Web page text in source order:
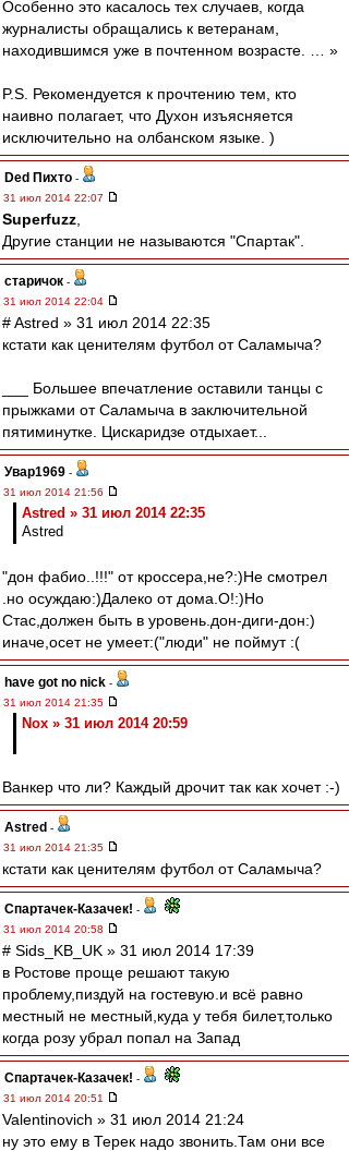
Особенно это касалось тех случаев, когда
журналисты обращались к ветеранам,
находившимся уже в почтенном возрасте. … »
P.S. Рекомендуется к прочтению тем, кто
наивно полагает, что Духон изъясняется
исключительно на олбанском языке. )
Ded Пихто -
31 июл 2014 22:07
Superfuzz
Другие станции не называются "Спартак".
старичок -
31 июл 2014 22:04
# Astred » 31 июл 2014 22:35
кстати как ценителям футбол от Саламыча?
___ Большее впечатление оставили танцы с
прыжками от Саламыча в заключительной
пятиминутке. Цискаридзе отдыхает...
Увар1969 -
31 июл 2014 21:56
Astred » 31 июл 2014 22:35
Astred
"дон фабио..!!!" от кроссера,не?:)Не смотрел
.но осуждаю:)Далеко от дома.О!:)Но
Стас,должен быть в уровень.дон-диги-дон:)
иначе,осет не умеет:("люди" не поймут :(
have got no nick -
31 июл 2014 21:35
Nox » 31 июл 2014 20:59
Ванкер что ли? Каждый дрочит так как хочет :-)
Astred -
31 июл 2014 21:35
кстати как ценителям футбол от Саламыча?
Спартачек-Казачек! -
31 июл 2014 20:58
# Sids_KB_UK » 31 июл 2014 17:39
в Ростове проще решают такую
проблему,пиздуй на гостевую.и всё равно
местный не местный,куда у тебя билет,только
когда розу убрал попал на Запад
Спартачек-Казачек! -
31 июл 2014 20:51
Valentinovich » 31 июл 2014 21:24
ну это ему в Терек надо звонить.Там они все